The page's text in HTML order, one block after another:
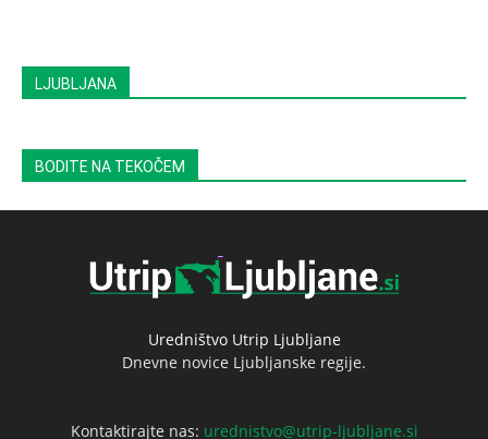
LJUBLJANA
BODITE NA TEKOČEM
Uredništvo Utrip Ljubljane
Dnevne novice Ljubljanske regije.
Kontaktirajte nas: urednistvo@utrip-ljubljane.si